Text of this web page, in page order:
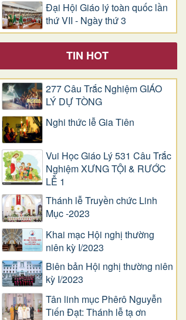
Đại Hội Giáo lý toàn quốc lần
thứ VII - Ngày thứ 3
TIN HOT
277 Câu Trắc Nghiệm GIÁO
LÝ DỰ TÒNG
Nghi thức lễ Gia Tiên
Vui Học Giáo Lý 531 Câu Trắc
Nghiệm XƯNG TỘI & RƯỚC
LỄ 1
Thánh lễ Truyền chức Linh
Mục -2023
Khai mạc Hội nghị thường
niên kỳ I/2023
Biên bản Hội nghị thường niên
kỳ I/2023
Tân linh mục Phêrô Nguyễn
Tiến Đạt: Thánh lễ tạ ơn